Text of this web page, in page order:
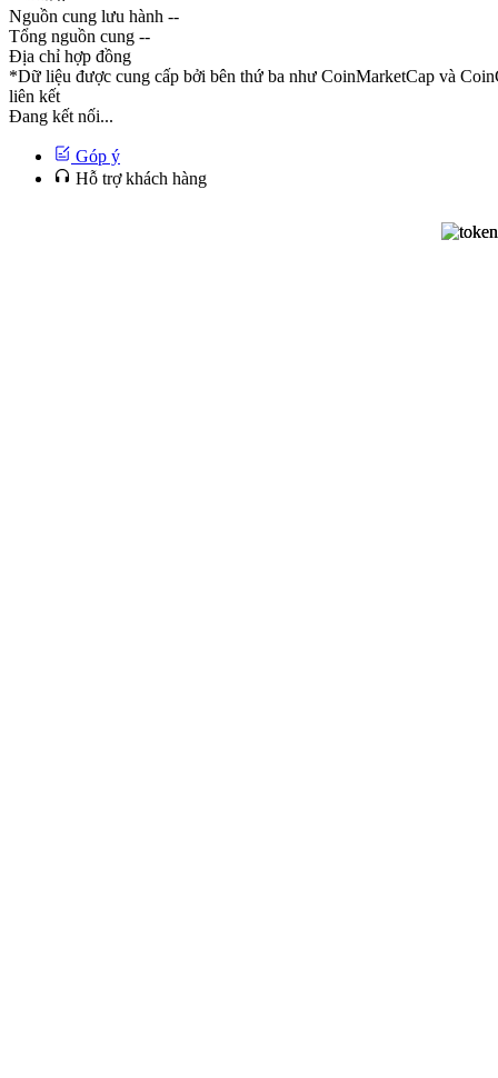
Nguồn cung lưu hành --
Tổng nguồn cung --
Địa chỉ hợp đồng
*Dữ liệu được cung cấp bởi bên thứ ba như CoinMarketCap và
liên kết
Đang kết nối...
Góp ý
Hỗ trợ khách hàng